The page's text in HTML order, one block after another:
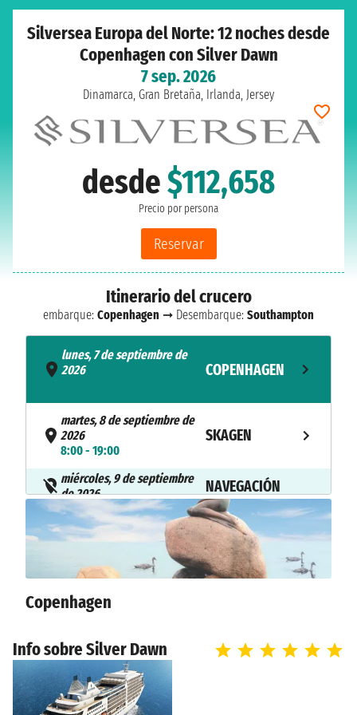
Silversea Europa del Norte: 12 noches desde
Copenhagen con Silver Dawn
7 sep. 2026
Dinamarca, Gran Bretaña, Irlanda, Jersey
desde$112,658
Precio por persona
Reservar
Itinerario del crucero
embarque: Copenhagen ➞ Desembarque: Southampton
lunes, 7 de septiembre de
2026
COPENHAGEN
martes, 8 de septiembre de
2026
8:00 - 19:00
SKAGEN
miércoles, 9 de septiembre
de 2026
NAVEGACIÓN
jueves, 10 de septiembre de
2026
LERWICK
2026
sábado, 12 de septiembre de
2026
NAVEGACIÓN
domingo, 13 de septiembre
de 2026
Copenhagen
Info sobre Silver Dawn